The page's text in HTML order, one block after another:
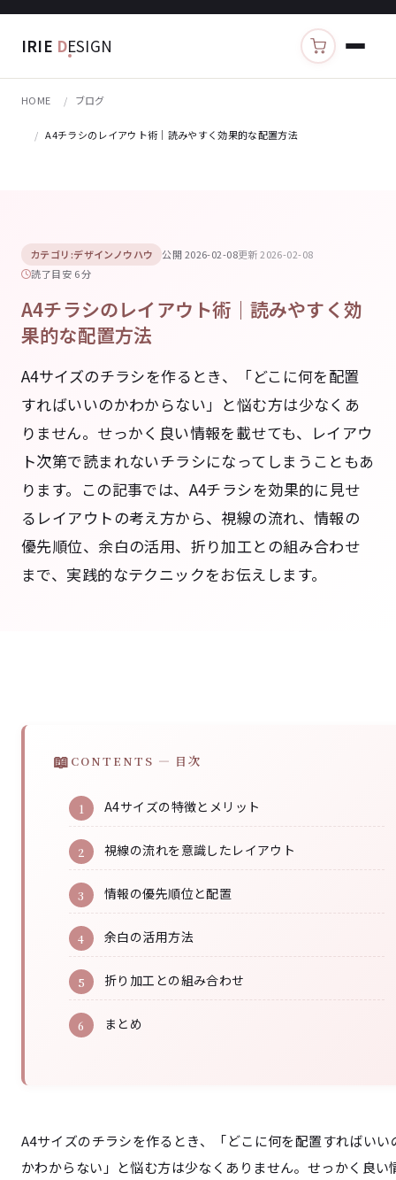
IRIE DESIGN カートを見る
HOME ブログ
A4チラシのレイアウト術｜読みやすく効果的な配置方法
カテゴリ:デザインノウハウ 公開 2026-02-08更新 2026-02-08
読了目安 6 分
A4チラシのレイアウト術｜読みやすく効
果的な配置方法
A4サイズのチラシを作るとき、「どこに何を配置
すればいいのかわからない」と悩む方は少なくあ
りません。せっかく良い情報を載せても、レイアウ
ト次第で読まれないチラシになってしまうこともあ
ります。この記事では、A4チラシを効果的に見せ
るレイアウトの考え方から、視線の流れ、情報の
優先順位、余白の活用、折り加工との組み合わせ
まで、実践的なテクニックをお伝えします。
CONTENTS — 目次
A4サイズの特徴とメリット
視線の流れを意識したレイアウト
情報の優先順位と配置
余白の活用方法
折り加工との組み合わせ
まとめ
A4サイズのチラシを作るとき、「どこに何を配置すればいい
かわからない」と悩む方は少なくありません。せっかく良い